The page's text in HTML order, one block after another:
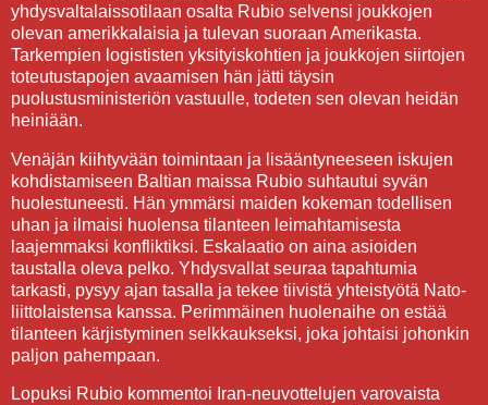
yhdysvaltalaissotilaan osalta Rubio selvensi joukkojen
olevan amerikkalaisia ja tulevan suoraan Amerikasta.
Tarkempien logististen yksityiskohtien ja joukkojen siirtojen
toteutustapojen avaamisen hän jätti täysin
puolustusministeriön vastuulle, todeten sen olevan heidän
heiniään.
Venäjän kiihtyvään toimintaan ja lisääntyneeseen iskujen
kohdistamiseen Baltian maissa Rubio suhtautui syvän
huolestuneesti. Hän ymmärsi maiden kokeman todellisen
uhan ja ilmaisi huolensa tilanteen leimahtamisesta
laajemmaksi konfliktiksi. Eskalaatio on aina asioiden
taustalla oleva pelko. Yhdysvallat seuraa tapahtumia
tarkasti, pysyy ajan tasalla ja tekee tiivistä yhteistyötä Nato-
liittolaistensa kanssa. Perimmäinen huolenaihe on estää
tilanteen kärjistyminen selkkaukseksi, joka johtaisi johonkin
paljon pahempaan.
Lopuksi Rubio kommentoi Iran-neuvottelujen varovaista